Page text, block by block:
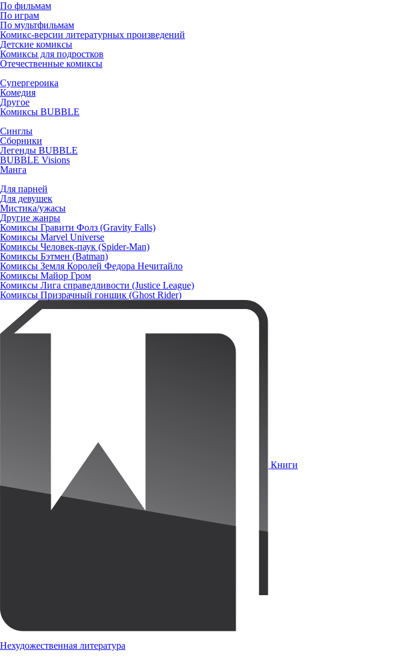
По фильмам
По играм
По мультфильмам
Комикс-версии литературных произведений
Детские комиксы
Комиксы для подростков
Отечественные комиксы
Супергероика
Комедия
Другое
Комиксы BUBBLE
Синглы
Сборники
Легенды BUBBLE
BUBBLE Visions
Манга
Для парней
Для девушек
Мистика/ужасы
Другие жанры
Комиксы Гравити Фолз (Gravity Falls)
Комиксы Marvel Universe
Комиксы Человек-паук (Spider-Man)
Комиксы Бэтмен (Batman)
Комиксы Земля Королей Федора Нечитайло
Комиксы Майор Гром
Комиксы Лига справедливости (Justice League)
Комиксы Призрачный гонщик (Ghost Rider)
Книги
Нехудожественная литература